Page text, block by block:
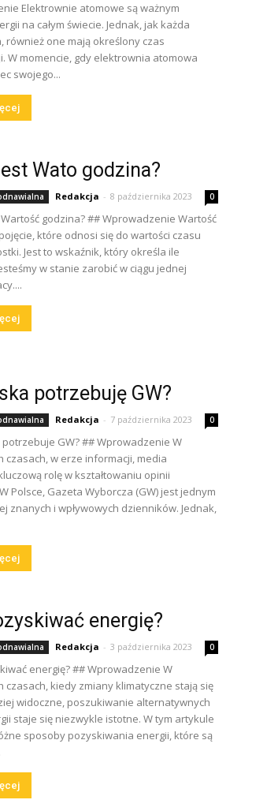
Elektrownie atomowe są ważnym
na całym świecie. Jednak, jak każda
również one mają określony czas
W momencie, gdy elektrownia atomowa
swojego...
Wato godzina?
Redakcja - 8 października 2023 0
godzina? ## Wprowadzenie Wartość
które odnosi się do wartości czasu
Jest to wskaźnik, który określa ile
w stanie zarobić w ciągu jednej
potrzebuję GW?
Redakcja - 7 października 2023 0
potrzebuje GW? ## Wprowadzenie W
czasach, w erze informacji, media
rolę w kształtowaniu opinii
Polsce, Gazeta Wyborcza (GW) jest jednym
znanych i wpływowych dzienników. Jednak,
energię?
Redakcja - 3 października 2023 0
energię? ## Wprowadzenie W
czasach, kiedy zmiany klimatyczne stają się
widoczne, poszukiwanie alternatywnych
staje się niezwykle istotne. W tym artykule
sposoby pozyskiwania energii, które są